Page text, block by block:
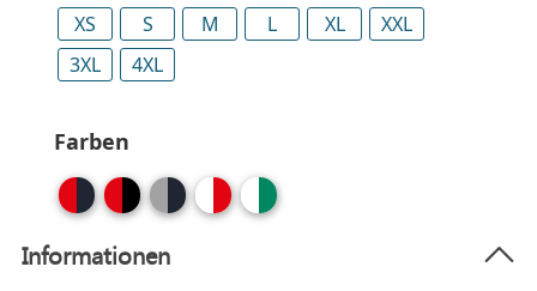
XS S M L XL
XXL
3XL
4XL
Farben
Informationen